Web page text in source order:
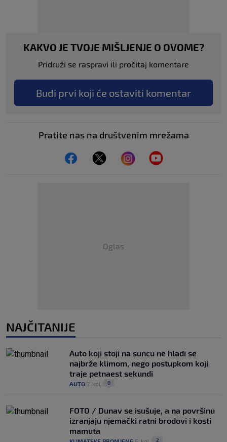
KAKVO JE TVOJE MIŠLJENJE O OVOME?
Pridruži se raspravi ili pročitaj komentare
Budi prvi koji će ostaviti komentar
Pratite nas na društvenim mrežama
Oglas
NAJČITANIJE
Auto koji stoji na suncu ne hladi se
najbrže klimom, nego postupkom koji
traje petnaest sekundi
AUTO 7. kol. 0
FOTO / Dunav se isušuje, a na površinu
izranjaju njemački ratni brodovi i kosti
mamuta
2